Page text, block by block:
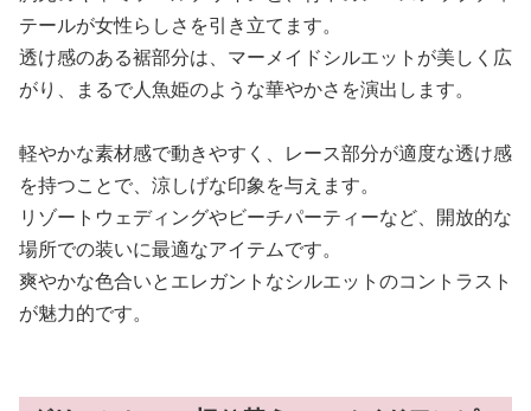
テールが女性らしさを引き立てます。
透け感のある裾部分は、マーメイドシルエットが美しく広
がり、まるで人魚姫のような華やかさを演出します。
軽やかな素材感で動きやすく、レース部分が適度な透け感
を持つことで、涼しげな印象を与えます。
リゾートウェディングやビーチパーティーなど、開放的な
場所での装いに最適なアイテムです。
爽やかな色合いとエレガントなシルエットのコントラスト
が魅力的です。